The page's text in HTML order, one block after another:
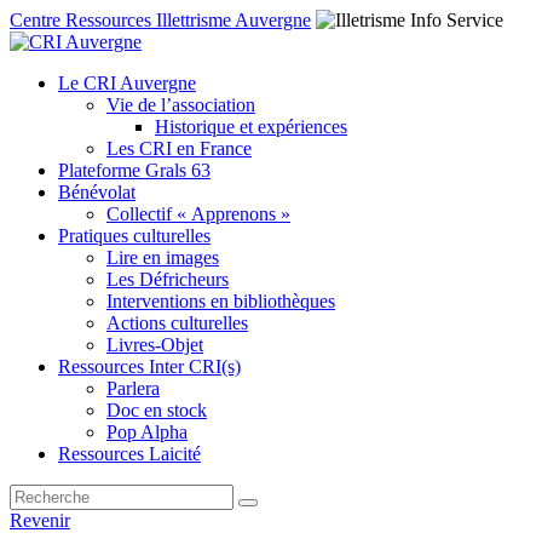
Centre Ressources Illettrisme Auvergne
Le CRI Auvergne
Vie de l’association
Historique et expériences
Les CRI en France
Plateforme Grals 63
Bénévolat
Collectif « Apprenons »
Pratiques culturelles
Lire en images
Les Défricheurs
Interventions en bibliothèques
Actions culturelles
Livres-Objet
Ressources Inter CRI(s)
Parlera
Doc en stock
Pop Alpha
Ressources Laicité
Revenir